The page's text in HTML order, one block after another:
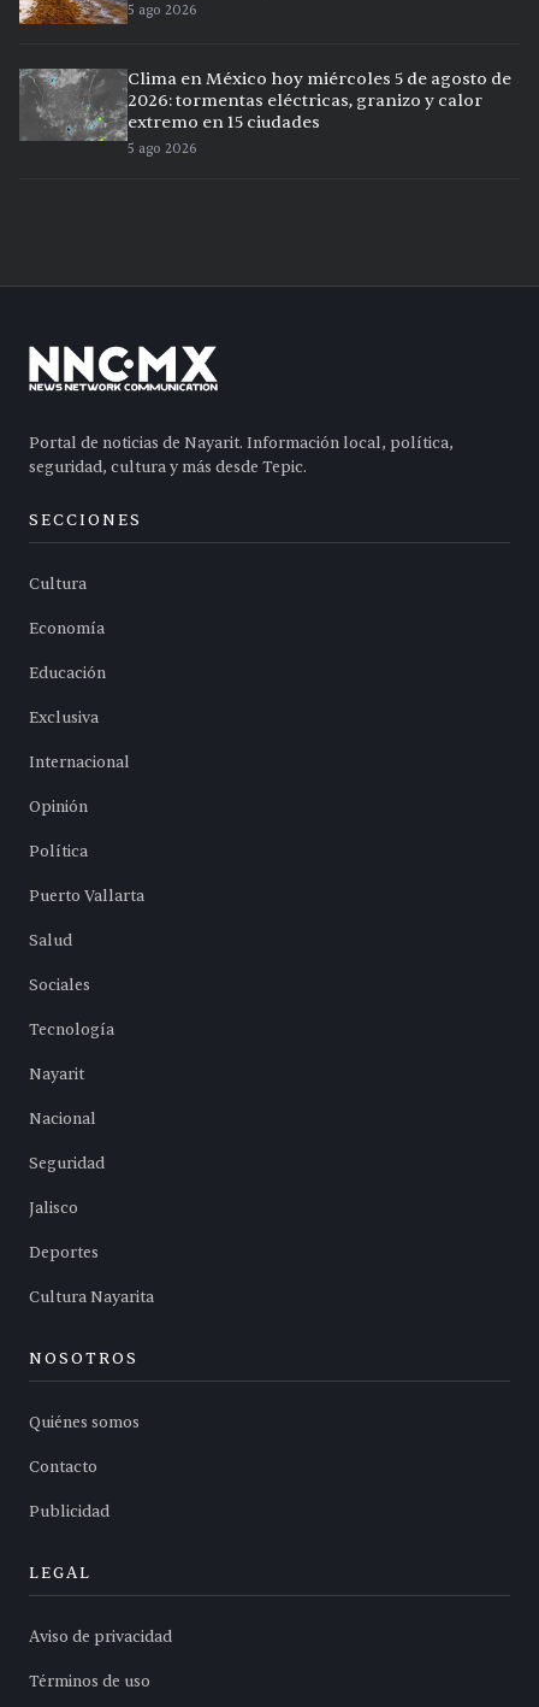
5 ago 2026
Clima en México hoy miércoles 5 de agosto de
2026: tormentas eléctricas, granizo y calor
extremo en 15 ciudades
5 ago 2026
Portal de noticias de Nayarit. Información local, política,
seguridad, cultura y más desde Tepic.
SECCIONES
Cultura
Economía
Educación
Exclusiva
Internacional
Opinión
Política
Puerto Vallarta
Salud
Sociales
Tecnología
Nayarit
Nacional
Seguridad
Jalisco
Deportes
Cultura Nayarita
NOSOTROS
Quiénes somos
Contacto
Publicidad
LEGAL
Aviso de privacidad
Términos de uso